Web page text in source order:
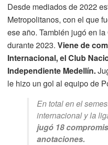
Desde mediados de 2022
Metropolitanos, con el que
ese año. También jugó en
durante 2023. Viene de
Internacional, el Club
Independiente Medellín.
le hizo un gol al equipo de
En total en el
internacional y la
jugó 18
anotaciones.